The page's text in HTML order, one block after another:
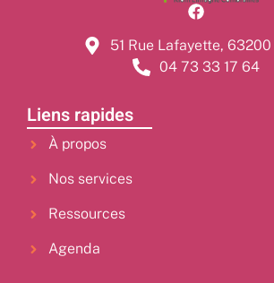
51 Rue Lafayette, 63200
04 73 33 17 64
Liens rapides
À propos
Nos services
Ressources
Agenda